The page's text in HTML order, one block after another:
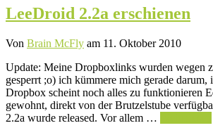
LeeDroid 2.2a erschienen
Von Brain McFly am 11. Oktober 2010
Update: Meine Dropboxlinks wurden wegen
gesperrt ;o) ich kümmere mich gerade
Dropbox scheint noch alles zu funktionieren
gewohnt, direkt von der Brutzelstube
2.2a wurde released. Vor allem …